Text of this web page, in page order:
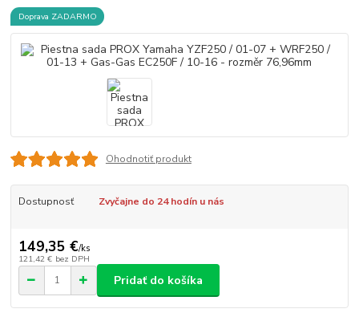
Doprava ZADARMO
Ohodnotiť produkt
Dostupnosť Zvyčajne do 24 hodín u nás
149,35 €/ks
121,42 € bez DPH
Pridať do košíka